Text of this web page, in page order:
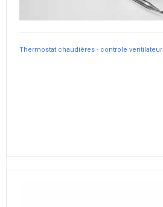
Thermostat chaudières - controle ventilateur